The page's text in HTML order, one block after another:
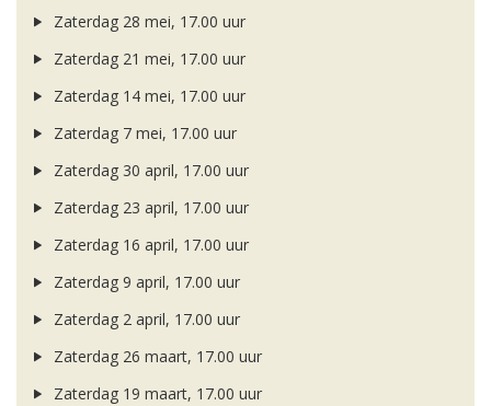
Zaterdag 28 mei, 17.00 uur
Zaterdag 21 mei, 17.00 uur
Zaterdag 14 mei, 17.00 uur
Zaterdag 7 mei, 17.00 uur
Zaterdag 30 april, 17.00 uur
Zaterdag 23 april, 17.00 uur
Zaterdag 16 april, 17.00 uur
Zaterdag 9 april, 17.00 uur
Zaterdag 2 april, 17.00 uur
Zaterdag 26 maart, 17.00 uur
Zaterdag 19 maart, 17.00 uur